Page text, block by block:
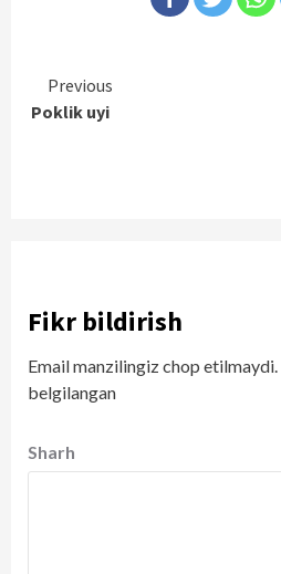
Continue
Reading
Previous
Poklik uyi
Fikr bildirish
Email manzilingiz chop etilmaydi.
belgilangan
Sharh